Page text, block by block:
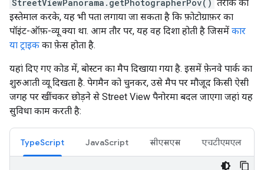
StreetViewPanorama.getPhotographerPov() तरीके का
इस्तेमाल करके, यह भी पता लगाया जा सकता है कि फ़ोटोग्राफ़र का
पॉइंट-ऑफ़-व्यू क्या था. आम तौर पर, यह वह दिशा होती है जिसमें कार
या ट्राइक का फ़ेस होता है.
यहां दिए गए कोड में, बोस्टन का मैप दिखाया गया है. इसमें फ़ेनवे पार्क का
शुरुआती व्यू दिखता है. पेगमैन को चुनकर, उसे मैप पर मौजूद किसी ऐसी
जगह पर खींचकर छोड़ने से Street View पैनोरमा बदल जाएगा जहां यह
सुविधा काम करती है:
TypeScript JavaScript सीएसएस एचटीएमएल